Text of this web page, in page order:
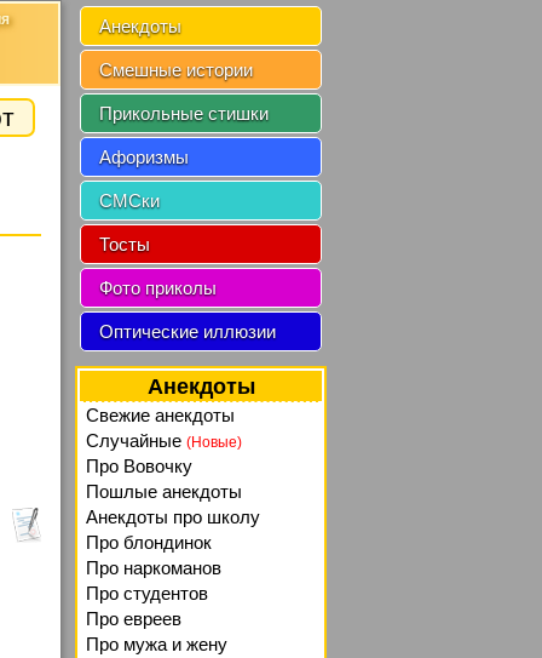
Анекдоты
Смешные истории
Прикольные стишки
Афоризмы
СМСки
Тосты
Фото приколы
Оптические иллюзии
Анекдоты
Свежие анекдоты
Случайные (Новые)
Про Вовочку
Пошлые анекдоты
Анекдоты про школу
Про блондинок
Про наркоманов
Про студентов
Про евреев
Про мужа и жену